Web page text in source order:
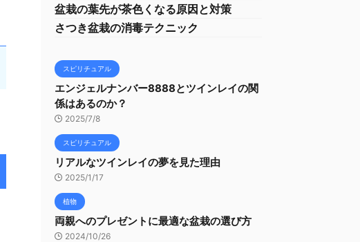
盆栽の葉先が茶色くなる原因と対策
さつき盆栽の消毒テクニック
スピリチュアル
エンジェルナンバー8888とツインレイの関
係はあるのか？
2025/7/8
スピリチュアル
リアルなツインレイの夢を見た理由
2025/1/17
植物
両親へのプレゼントに最適な盆栽の選び方
2024/10/26